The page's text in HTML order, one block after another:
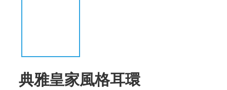
典雅皇家風格耳環